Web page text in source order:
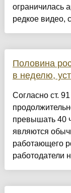
ограничилась
редкое видео,
Половина
в неделю,
Согласно ст.
превышать 40
являются
работающего
работодатели